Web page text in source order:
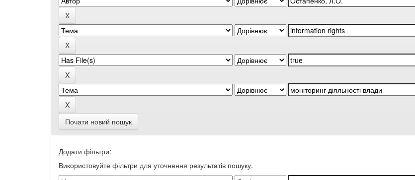
Почати новий пошук
Додати фільтри:
Використовуйте фільтри для уточнення результатів пошуку.